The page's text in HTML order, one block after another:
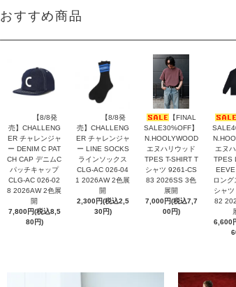
おすすめ商品
【8/8発
売】CHALLENG
ER チャレンジャ
ー DENIM C PAT
CH CAP デニムC
パッチキャップ
CLG-AC 026-02
8 2026AW 2色展
開
7,800円(税込8,5
80円)
【8/8発
売】CHALLENG
ER チャレンジャ
ー LINE SOCKS
ラインソックス
CLG-AC 026-04
1 2026AW 2色展
開
2,300円(税込2,5
30円)
【FINAL
SALE30%OFF】
N.HOOLYWOOD
エヌハリウッド
TPES T-SHIRT T
シャツ 9261-CS
83 2026SS 3色
展開
7,000円(税込7,7
00円)
エヌ
TPES
EEVE
ロン
シャ
82
6,600